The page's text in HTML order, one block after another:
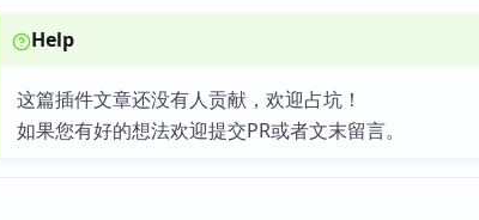
Help
这篇插件文章还没有人贡献，欢迎占坑！
如果您有好的想法欢迎提交PR或者文末留言。